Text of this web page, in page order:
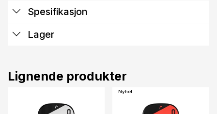
Spesifikasjon
Lager
Lignende produkter
Nyhet